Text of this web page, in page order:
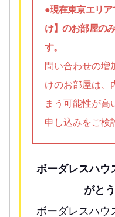
●現在東京エリ
け】のお部屋の
す。
問い合わせの増
けのお部屋は、
まう可能性が高
申し込みをご検
ボーダレスハウ
がと
ボーダレスハウ